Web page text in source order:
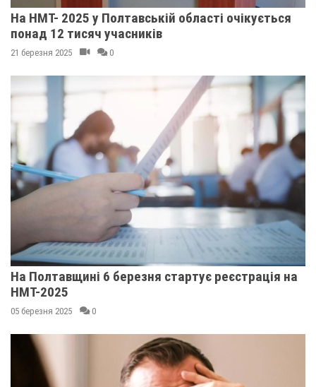
На НМТ- 2025 у Полтавській області очікується
понад 12 тисяч учасників
21 березня 2025 0
На Полтавщині 6 березня стартує реєстрація на
НМТ-2025
05 березня 2025 0